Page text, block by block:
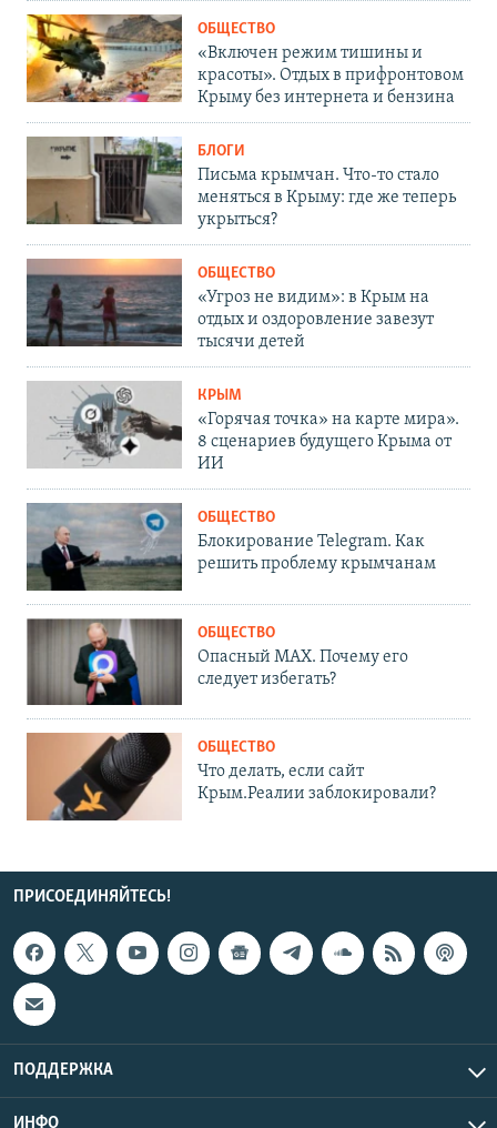
ОБЩЕСТВО
«Включен режим тишины и
красоты». Отдых в прифронтовом
Крыму без интернета и бензина
БЛОГИ
Письма крымчан. Что-то стало
меняться в Крыму: где же теперь
укрыться?
ОБЩЕСТВО
«Угроз не видим»: в Крым на
отдых и оздоровление завезут
тысячи детей
КРЫМ
«Горячая точка» на карте мира».
8 сценариев будущего Крыма от
ИИ
ОБЩЕСТВО
Блокирование Telegram. Как
решить проблему крымчанам
ОБЩЕСТВО
Опасный MAX. Почему его
следует избегать?
ОБЩЕСТВО
Что делать, если сайт
Крым.Реалии заблокировали?
ПРИСОЕДИНЯЙТЕСЬ!
ПОДДЕРЖКА
ИНФО